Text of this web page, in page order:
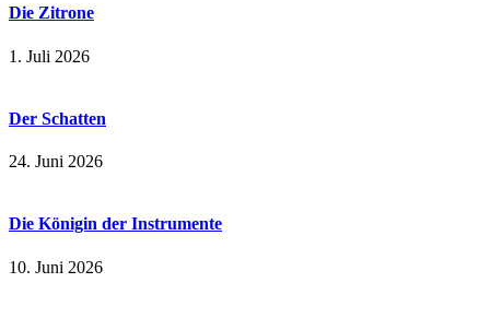
Die Zitrone
1. Juli 2026
Der Schatten
24. Juni 2026
Die Königin der Instrumente
10. Juni 2026